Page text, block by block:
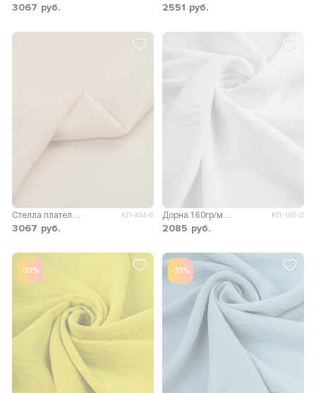
3067 руб. 2551 руб.
КЛ-404-6
3067 руб.
КЛ-180-2
2085 руб.
-31% -31%